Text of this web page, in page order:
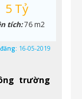
trường
5 Tỷ
tích:76 m2
16-05-2019